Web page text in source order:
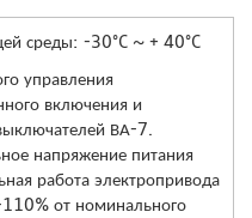
среды: -30°C ~ + 40°C
управления
включения и
ВА-7.
напряжение питания
работа электропривода
110% от номинального